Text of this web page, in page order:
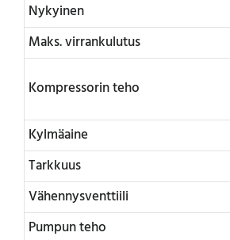
Nykyinen
Maks. virrankulutus
Kompressorin teho
Kylmäaine
Tarkkuus
Vähennysventtiili
Pumpun teho